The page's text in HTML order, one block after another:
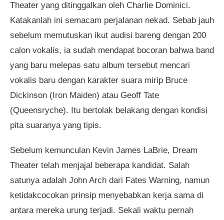
Theater yang ditinggalkan oleh Charlie Dominici.
Katakanlah ini semacam perjalanan nekad. Sebab jauh
sebelum memutuskan ikut audisi bareng dengan 200
calon vokalis, ia sudah mendapat bocoran bahwa band
yang baru melepas satu album tersebut mencari
vokalis baru dengan karakter suara mirip Bruce
Dickinson (Iron Maiden) atau Geoff Tate
(Queensryche). Itu bertolak belakang dengan kondisi
pita suaranya yang tipis.
Sebelum kemunculan Kevin James LaBrie, Dream
Theater telah menjajal beberapa kandidat. Salah
satunya adalah John Arch dari Fates Warning, namun
ketidakcocokan prinsip menyebabkan kerja sama di
antara mereka urung terjadi. Sekali waktu pernah